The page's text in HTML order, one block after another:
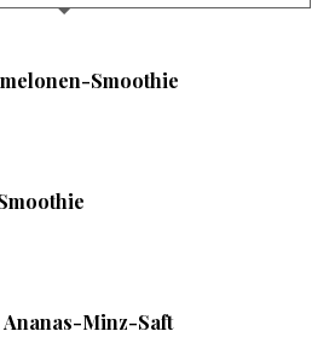
Smoothie
Minz-Saft